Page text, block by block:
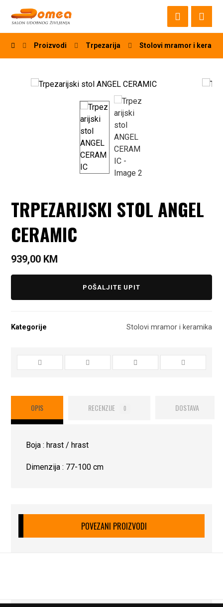
Proizvodi Trpezarija Stolovi mramor i
TRPEZARIJSKI STOL ANGEL
CERAMIC
939,00 KM
POŠALJITE UPIT
Kategorije Stolovi mramor i keramika
OPIS RECENZIJE 0 DOSTAVA
Boja : hrast / hrast
Dimenzija : 77-100 cm
POVEZANI PROIZVODI